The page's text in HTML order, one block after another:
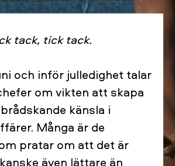
tack, tick tack.
och inför julledighet talar
om vikten att skapa
känsla i
Många är de
pratar om att det är
även lättare än